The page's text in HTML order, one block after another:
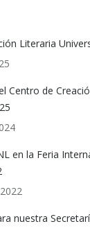
Literaria
Centro de
en la Feria
nuestra